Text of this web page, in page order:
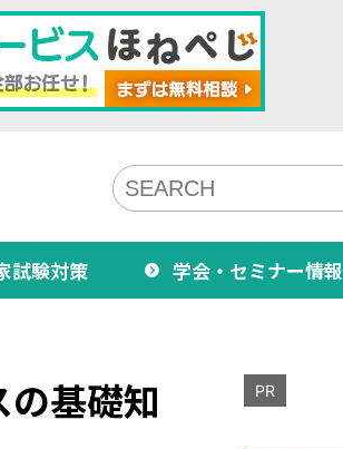
試験対策 学会・セミナー情報
基礎知
PR